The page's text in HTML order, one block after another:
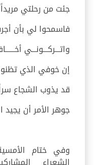
جئت من رحلتي
فاسمحوا لي بأن
واتـــركـــونـــي
إن خوفي الذي
قد يذوب الشجاع
جوهر الأمر أن يجيد
وفي ختام